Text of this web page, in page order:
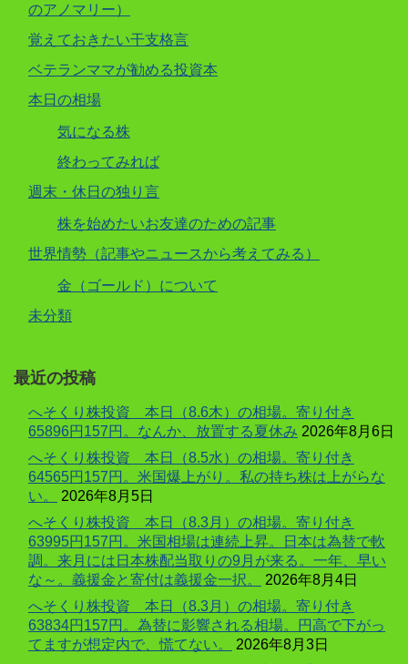
のアノマリー）
覚えておきたい干支格言
ベテランママが勧める投資本
本日の相場
気になる株
終わってみれば
週末・休日の独り言
株を始めたいお友達のための記事
世界情勢（記事やニュースから考えてみる）
金（ゴールド）について
未分類
最近の投稿
へそくり株投資 本日（8.6木）の相場。寄り付き
65896円157円。なんか、放置する夏休み 2026年8月6日
へそくり株投資 本日（8.5水）の相場。寄り付き
64565円157円。米国爆上がり。私の持ち株は上がらな
い。
2026年8月5日
へそくり株投資 本日（8.3月）の相場。寄り付き
63995円157円。米国相場は連続上昇。日本は為替で軟
調。来月には日本株配当取りの9月が来る。一年、早い
な～。義援金と寄付は義援金一択。
2026年8月4日
へそくり株投資 本日（8.3月）の相場。寄り付き
63834円157円。為替に影響される相場。円高で下がっ
てますが想定内で、慌てない。
2026年8月3日